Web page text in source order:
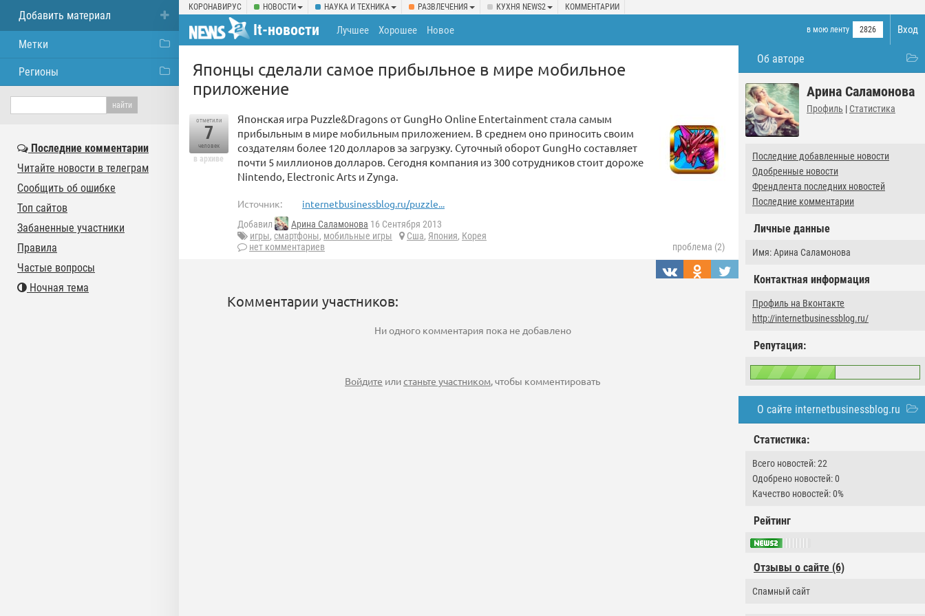
КОРОНАВИРУС НОВОСТИ НАУКА И ТЕХНИКА РАЗВЛЕЧЕНИЯ КУХНЯ NEWS2 КОММЕНТАРИИ
Вход
It-новости в мою ленту 2826
Лучшее Хорошее Новое
Об авторе
Арина Саламонова
Профиль | Статистика
Последние добавленные новости
Одобренные новости
Френдлента последних новостей
Последние комментарии
Личные данные
Имя: Арина Саламонова
Контактная информация
Профиль на Вконтакте
http://internetbusinessblog.ru/
Репутация:
О сайте internetbusinessblog.ru
Статистика:
Всего новостей: 22
Одобрено новостей: 0
Качество новостей: 0%
Рейтинг
Отзывы о сайте (6)
Спамный сайт
Японцы сделали самое прибыльное в мире мобильное
приложение
отметили
7
человек
в архиве
Японская игра Puzzle&Dragons от GungHo Online Entertainment стала самым
прибыльным в мире мобильным приложением. В среднем оно приносить своим
создателям более 120 долларов за загрузку. Суточный оборот GungHo составляет
почти 5 миллионов долларов. Сегодня компания из 300 сотрудников стоит дороже
Nintendo, Electronic Arts и Zynga.
Источник: internetbusinessblog.ru/puzzle...
Добавил Арина Саламонова 16 Сентября 2013
игры, смартфоны, мобильные игры Сша, Япония, Корея
нет комментариев
проблема (2)
Комментарии участников:
Ни одного комментария пока не добавлено
Войдите илистаньте участником, чтобы комментировать
Добавить материал
Метки
Регионы
Последние комментарии
Читайте новости в телеграм
Сообщить об ошибке
Топ сайтов
Забаненные участники
Правила
Частые вопросы
Ночная тема